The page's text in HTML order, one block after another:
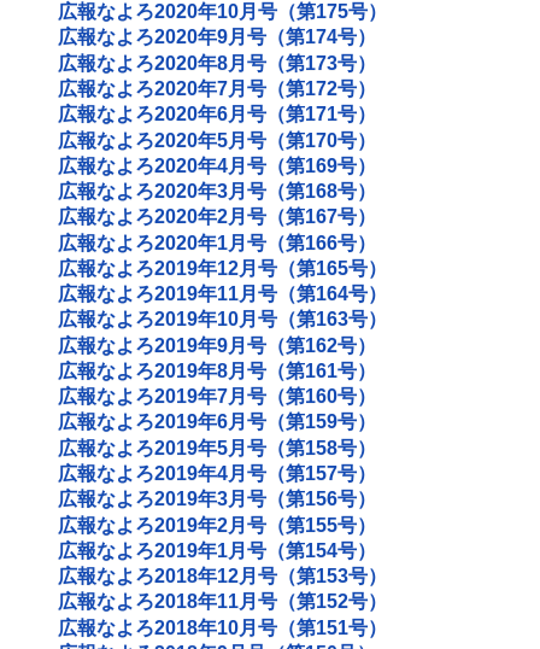
広報なよろ2020年10月号（第175号）
広報なよろ2020年9月号（第174号）
広報なよろ2020年8月号（第173号）
広報なよろ2020年7月号（第172号）
広報なよろ2020年6月号（第171号）
広報なよろ2020年5月号（第170号）
広報なよろ2020年4月号（第169号）
広報なよろ2020年3月号（第168号）
広報なよろ2020年2月号（第167号）
広報なよろ2020年1月号（第166号）
広報なよろ2019年12月号（第165号）
広報なよろ2019年11月号（第164号）
広報なよろ2019年10月号（第163号）
広報なよろ2019年9月号（第162号）
広報なよろ2019年8月号（第161号）
広報なよろ2019年7月号（第160号）
広報なよろ2019年6月号（第159号）
広報なよろ2019年5月号（第158号）
広報なよろ2019年4月号（第157号）
広報なよろ2019年3月号（第156号）
広報なよろ2019年2月号（第155号）
広報なよろ2019年1月号（第154号）
広報なよろ2018年12月号（第153号）
広報なよろ2018年11月号（第152号）
広報なよろ2018年10月号（第151号）